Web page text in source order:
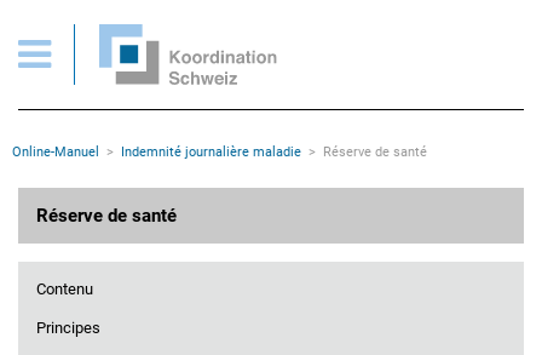
Pages importantes
Page d'accueil
Contenu
Plan du site
Rootline
Online-Manuel Indemnité journalière maladie Réserve de santé
Réserve de santé
Contenu
Principes